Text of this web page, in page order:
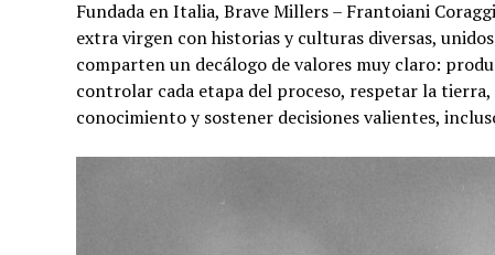
Fundada en Italia, Brave Millers – Frantoiani
extra virgen con historias y culturas diversas,
comparten un decálogo de valores muy claro:
controlar cada etapa del proceso, respetar la
conocimiento y sostener decisiones valientes,